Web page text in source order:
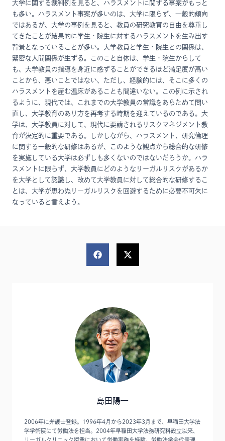
大学に関する裁判例を見ると、ハラスメントに関する事案がもっと
も多い。ハラスメント事案が多いのは、大学に限らず、一般的傾向
ではあるが、大学の事例を見ると、教員の研究教育の自由を尊重し
てきたことが結果的に学生・院生に対するハラスメントを生み出す
背景となっていることが多い。大学教員と学生・院生との関係は、
緊密な人間関係が生ずる。このこと自体は、学生・院生からして
も、大学教員の指導を身近に感ずることができるほど満足度が高い
ことから、悪いことではない、ただし、経験的には、そこに多くの
ハラスメントを産む温床があることも間違いない。この例に示され
るように、現代では、これまでの大学教員の常識をあらためて問い
直し、大学教育のあり方を再考する時期を迎えているのである。大
学は、大学教員に対して、現代に要請されるリスクマネジメント教
育が決定的に重要である。しかしながら、ハラスメント、研究倫理
に関する一般的な研修はあるが、このような観点から総合的な研修
を実施している大学は必ずしも多くないのではないだろうか。ハラ
スメントに限らず、大学教員にどのようなリーガルリスクがあるか
を大学として認識し、改めて大学教員に対して総合的な研修するこ
とは、大学が思わぬリーガルリスクを回避するために必要不可欠に
なっていると言えよう。
島田陽一
2006年に弁護士登録。1996年4月から2023年3月まで、早稲田大学法
学学術院にて労働法を担当。2004年早稲田大学法務研究科設立以来、